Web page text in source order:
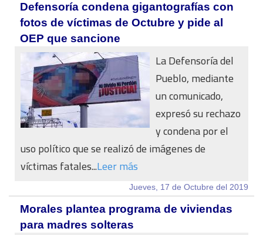
Defensoría condena gigantografías con
fotos de víctimas de Octubre y pide al
OEP que sancione
La Defensoría del
Pueblo, mediante
un comunicado,
expresó su rechazo
y condena por el
uso político que se realizó de imágenes de
víctimas fatales...Leer más
Jueves, 17 de Octubre del 2019
Morales plantea programa de viviendas
para madres solteras